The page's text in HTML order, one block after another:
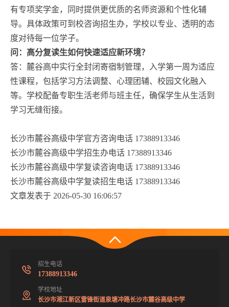
有专项奖学金，同时提供更优质的名师资源和个性化辅
导。具体政策可到校咨询招生办，学校以专业、透明的态
度对待每一位学子。
问：高分复读生如何快速适应新环境？
答：麓谷高中实行全封闭寄宿制管理，入学第一周为适应
性课程，包括学习方法调整、心理团辅、校园文化融入
等。学校配备专职生活老师与班主任，确保学生从生活到
学习无缝衔接。
长沙市麓谷高级中学官方咨询电话 17388913346
长沙市麓谷高级中学招生办电话 17388913346
长沙市麓谷高级中学复读咨询电话 17388913346
长沙市麓谷高级中学复读招生电话 17388913346
文章发表于 2026-05-30 16:06:57
招生电话
17388913346
学校地址
长沙市湘江新区雷锋街道泉塘冲路长沙市麓谷高级中学